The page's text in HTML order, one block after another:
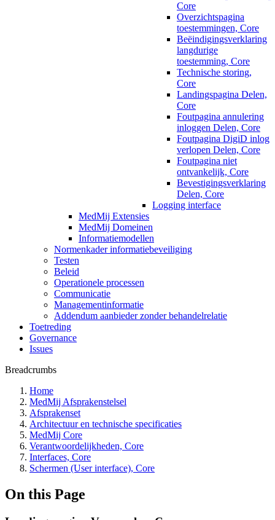
Core
Overzichtspagina
toestemmingen, Core
Beëindigingsverklaring
langdurige
toestemming, Core
Technische storing,
Core
Landingspagina Delen,
Core
Foutpagina annulering
inloggen Delen, Core
Foutpagina DigiD inlog
verlopen Delen, Core
Foutpagina niet
ontvankelijk, Core
Bevestigingsverklaring
Delen, Core
Logging interface
MedMij Extensies
MedMij Domeinen
Informatiemodellen
Normenkader informatiebeveiliging
Testen
Beleid
Operationele processen
Communicatie
Managementinformatie
Addendum aanbieder zonder behandelrelatie
Toetreding
Governance
Issues
Breadcrumbs
Home
MedMij Afsprakenstelsel
Afsprakenset
Architectuur en technische specificaties
MedMij Core
Verantwoordelijkheden, Core
Interfaces, Core
Schermen (User interface), Core
On this Page